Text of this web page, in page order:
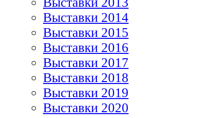
Выставки 2014
Выставки 2015
Выставки 2016
Выставки 2017
Выставки 2018
Выставки 2019
Выставки 2020